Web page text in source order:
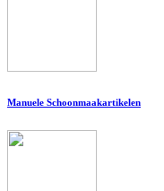
Manuele Schoonmaakartikelen